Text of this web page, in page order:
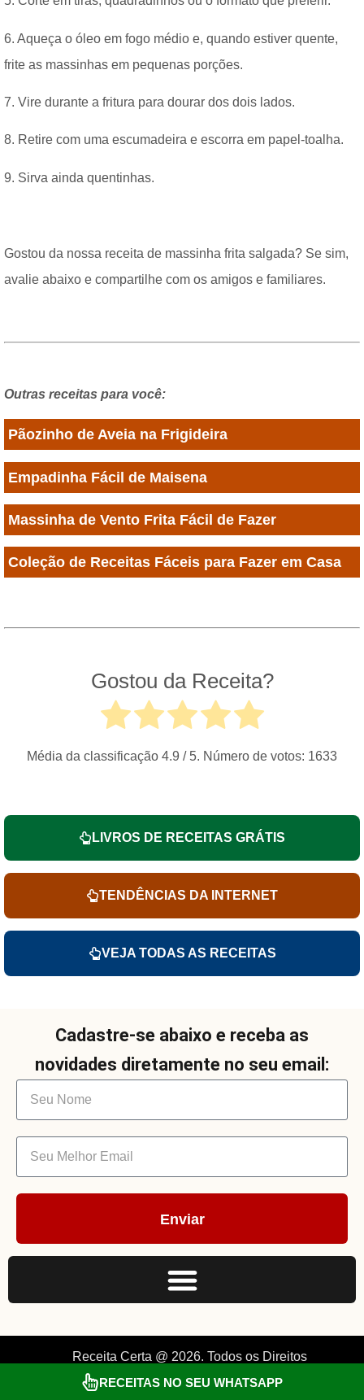
6. Aqueça o óleo em fogo médio e, quando estiver quente,
frite as massinhas em pequenas porções.
7. Vire durante a fritura para dourar dos dois lados.
8. Retire com uma escumadeira e escorra em papel-toalha.
9. Sirva ainda quentinhas.
Gostou da nossa receita de massinha frita salgada? Se sim,
avalie abaixo e compartilhe com os amigos e familiares.
Outras receitas para você:
Pãozinho de Aveia na Frigideira
Empadinha Fácil de Maisena
Massinha de Vento Frita Fácil de Fazer
Coleção de Receitas Fáceis para Fazer em Casa
Gostou da Receita?
Média da classificação 4.9 / 5. Número de votos: 1633
LIVROS DE RECEITAS GRÁTIS
TENDÊNCIAS DA INTERNET
VEJA TODAS AS RECEITAS
Cadastre-se abaixo e receba as
novidades diretamente no seu email:
Enviar
Receita Certa @ 2026. Todos os Direitos
Reservados. By Müller.
RECEITAS NO SEU WHATSAPP